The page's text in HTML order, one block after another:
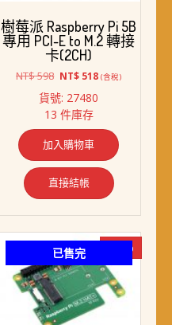
樹莓派 Raspberry Pi 5B
專用 PCI-E to M.2 轉接
卡(2CH)
NT$598 原
價
格：
NT$ 598。
NT$ 518目
NT$ 518。
(含稅)
貨號: 27480
13 件庫存
加入購物車
直接結帳
已售完 -10%